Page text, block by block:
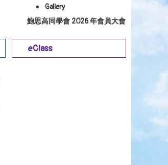
Gallery
鮑思高同學會 2026 年會員大會
eClass